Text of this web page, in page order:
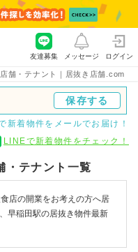
舗・テナント｜居抜き店舗.com
友達募集 メッセージ ログイン
保存する
新着物件をメールでお届け！
LINEで新着物件をチェック！
・テナント一覧
店の開業をお考えの方へ居
早稲田駅の居抜き物件最新